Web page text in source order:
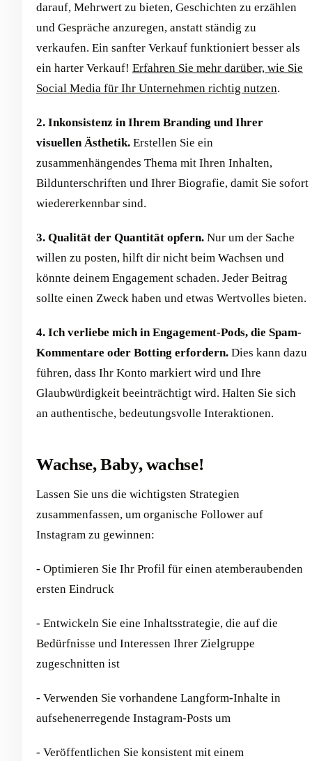
darauf, Mehrwert zu bieten, Geschichten zu erzählen
und Gespräche anzuregen, anstatt ständig zu
verkaufen. Ein sanfter Verkauf funktioniert besser als
ein harter Verkauf! Erfahren Sie mehr darüber, wie Sie
Social Media für Ihr Unternehmen richtig nutzen.
2. Inkonsistenz in Ihrem Branding und Ihrer
visuellen Ästhetik. Erstellen Sie ein
zusammenhängendes Thema mit Ihren Inhalten,
Bildunterschriften und Ihrer Biografie, damit Sie sofort
wiedererkennbar sind.
3. Qualität der Quantität opfern. Nur um der Sache
willen zu posten, hilft dir nicht beim Wachsen und
könnte deinem Engagement schaden. Jeder Beitrag
sollte einen Zweck haben und etwas Wertvolles bieten.
4. Ich verliebe mich in Engagement-Pods, die Spam-
Kommentare oder Botting erfordern. Dies kann dazu
führen, dass Ihr Konto markiert wird und Ihre
Glaubwürdigkeit beeinträchtigt wird. Halten Sie sich
an authentische, bedeutungsvolle Interaktionen.
Wachse, Baby, wachse!
Lassen Sie uns die wichtigsten Strategien
zusammenfassen, um organische Follower auf
Instagram zu gewinnen:
- Optimieren Sie Ihr Profil für einen atemberaubenden
ersten Eindruck
- Entwickeln Sie eine Inhaltsstrategie, die auf die
Bedürfnisse und Interessen Ihrer Zielgruppe
zugeschnitten ist
- Verwenden Sie vorhandene Langform-Inhalte in
aufsehenerregende Instagram-Posts um
- Veröffentlichen Sie konsistent mit einem